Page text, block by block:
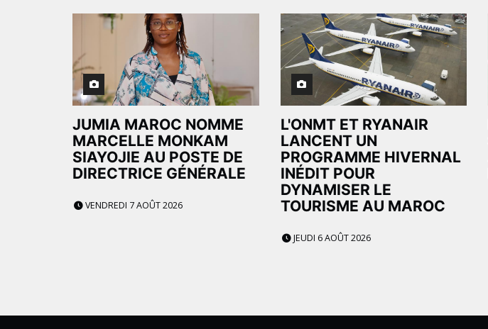
JUMIA MAROC NOMME
MARCELLE MONKAM
SIAYOJIE AU POSTE DE
DIRECTRICE GÉNÉRALE
VENDREDI 7 AOÛT 2026
L'ONMT ET RYANAIR
LANCENT UN
PROGRAMME HIVERNAL
INÉDIT POUR
DYNAMISER LE
TOURISME AU MAROC
JEUDI 6 AOÛT 2026